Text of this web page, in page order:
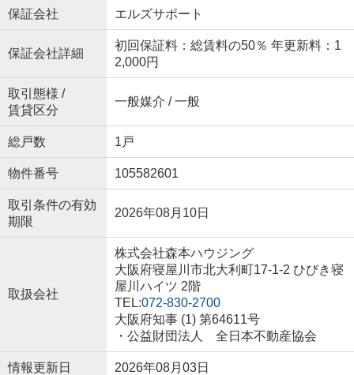
保証会社 エルズサポート
保証会社詳細
初回保証料：総賃料の50％ 年更新料：1
2,000円
取引態様 /
賃貸区分
一般媒介 / 一般
総戸数 1戸
物件番号 105582601
取引条件の有効
期限
2026年08月10日
取扱会社
株式会社森本ハウジング
大阪府寝屋川市北大利町17-1-2 ひびき寝
屋川ハイツ 2階
TEL:072-830-2700
大阪府知事 (1) 第64611号
・公益財団法人 全日本不動産協会
情報更新日 2026年08月03日